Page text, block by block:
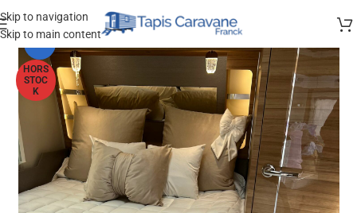
Skip to navigation
Skip to main content
HORS
STOC
K